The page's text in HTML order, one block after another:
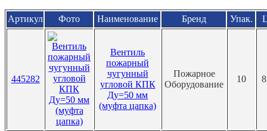
Артикул Фото Наименование Бренд Упак.
445282
Вентиль
пожарный
чугунный
угловой КПК
Ду=50 мм
(муфта цапка)
Пожарное
Оборудование
10